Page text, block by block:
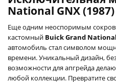
National GNX (1987)
Еще одним неоспоримым
кастомный Buick Grand National
автомобиль стал символом
времени. Уникальный дизайн,
возможности для апгрейда
любой коллекции. Превратите